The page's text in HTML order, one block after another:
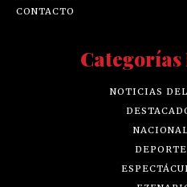
CONTACTO
NOTICIAS
NACIONAL